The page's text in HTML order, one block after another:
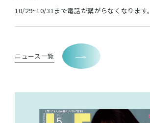
10/29~10/31まで電話が繋がらなくなります。
ニュース一覧